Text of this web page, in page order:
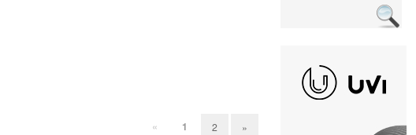
« 1 2 »